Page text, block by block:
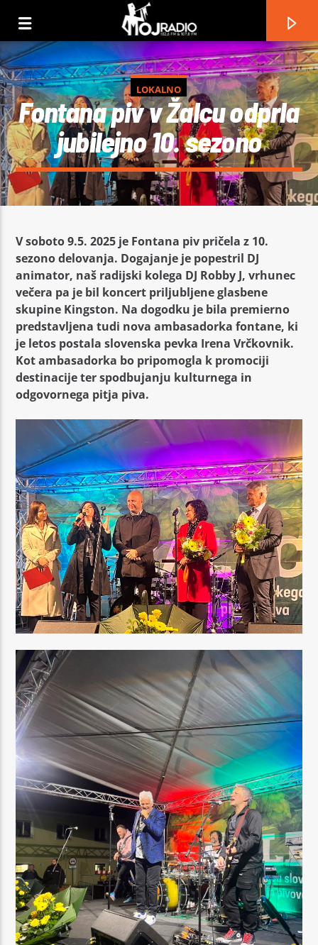
Title
Artist
Moj Radio
LOKALNO
Fontana piv v Žalcu odprla
jubilejno 10. sezono
V soboto 9.5. 2025 je Fontana piv pričela z 10.
sezono delovanja. Dogajanje je popestril DJ
animator, naš radijski kolega DJ Robby J, vrhunec
večera pa je bil koncert priljubljene glasbene
skupine Kingston. Na dogodku je bila premierno
predstavljena tudi nova ambasadorka fontane, ki
je letos postala slovenska pevka Irena Vrčkovnik.
Kot ambasadorka bo pripomogla k promociji
destinacije ter spodbujanju kulturnega in
odgovornega pitja piva.